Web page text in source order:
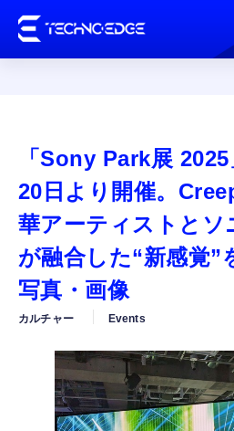
AI
ガジェッ
カルチ
公式ス
「Sony Park展
20日より開催。
華アーティストとソ
が融合した“新感覚”
写真・画像
カルチャー Events